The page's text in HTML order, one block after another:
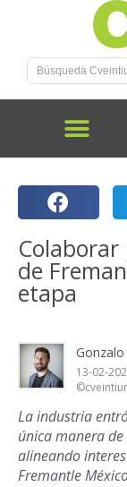
de
etapa
13-02-
La industria
única manera
alineando
Fremantle